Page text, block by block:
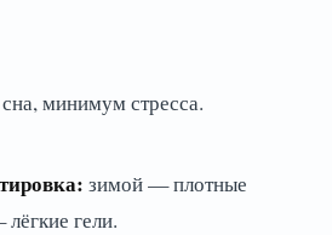
минимум стресса.
зимой — плотные
гели.